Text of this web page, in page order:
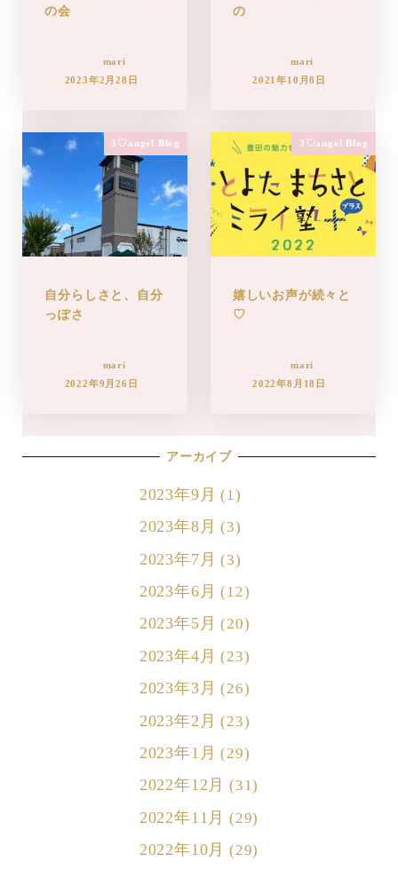
の会
mari
2023年2月28日
の
mari
2021年10月8日
3♡angel Blog
自分らしさと、自分
っぽさ
mari
2022年9月26日
3♡angel Blog
嬉しいお声が続々と
♡
mari
2022年8月18日
アーカイブ
2023年9月 (1)
2023年8月 (3)
2023年7月 (3)
2023年6月 (12)
2023年5月 (20)
2023年4月 (23)
2023年3月 (26)
2023年2月 (23)
2023年1月 (29)
2022年12月 (31)
2022年11月 (29)
2022年10月 (29)